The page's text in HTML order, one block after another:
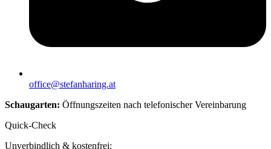
office@stefanharing.at
Schaugarten: Öffnungszeiten nach telefonischer Vereinbarung
Quick-Check
Unverbindlich & kostenfrei: